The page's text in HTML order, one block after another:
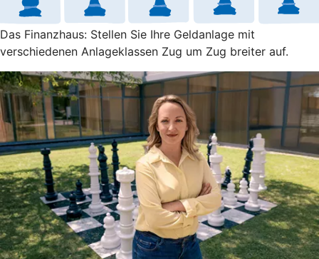
Das Finanzhaus: Stellen Sie Ihre Geldanlage mit
verschiedenen Anlageklassen Zug um Zug breiter auf.